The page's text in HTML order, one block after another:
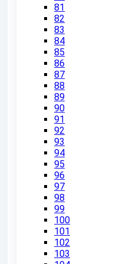
81
82
83
84
85
86
87
88
89
90
91
92
93
94
95
96
97
98
99
100
101
102
103